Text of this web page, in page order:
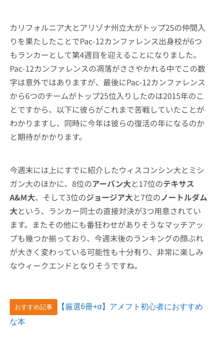
カリフォルニア大とアリゾナ州立大がトップ25の仲間入
りを果たしたことでPac-12カンファレンス出身校が6つ
もランカーとして第4週目を迎えることになりました。
Pac-12カンファレンスの凋落がささやかれる中でこの数
字は意外ではありますが、最後にPac-12カンファレンス
から6つのチームがトップ25位入りしたのは2015年のこ
とですから、以下に彼らがこれまで苦戦していたことが
わかりますし、同時に今年は彼らの復活の年になるのか
と期待がかかります。
今週末には上にすでに紹介したウィスコンシン大とミシ
ガン大のほかに、8位のアーバン大と17位のテキサス
A&M大、そして3位のジョージア大と7位のノートルダム
大という、ランカー同士の直接対決が3つ用意されてい
ます。またその他にも番狂わせがありそうなマッチアッ
プも幾つか揃っており、今週末後のランキングの顔ぶれ
が大きく変わっている可能性も十分有り、非常に楽しみ
なウィークエンドとなりそうですね。
おすすめ記事
【厳選6冊+α】アメフト初心者におすすめ
な本